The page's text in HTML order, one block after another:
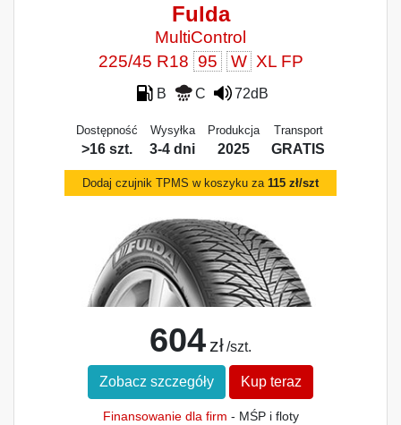
Fulda
MultiControl
225/45 R18 95 W XL FP
B C 72dB
Dostępność
>16 szt.
Wysyłka
3-4 dni
Produkcja
2025
Transport
GRATIS
Dodaj czujnik TPMS w koszyku za 115 zł/szt
604 zł /szt.
Zobacz szczegóły Kup teraz
Finansowanie dla firm - MŚP i floty